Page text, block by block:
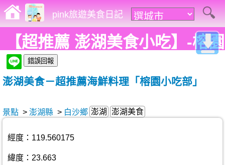
pink旅遊美食日記
【超推薦 澎湖美食小吃】-榕園
澎湖美食－超推薦海鮮料理「榕園小吃部」
景點 > 澎湖縣 > 白沙鄉 澎湖 澎湖美食
經度：119.560175
緯度：23.663